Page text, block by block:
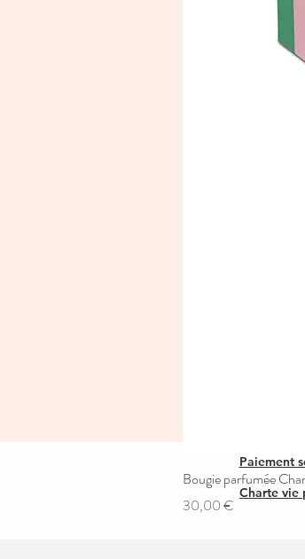
Bougie parfumée
Prix
30,00 €
Paiement
Charte vie